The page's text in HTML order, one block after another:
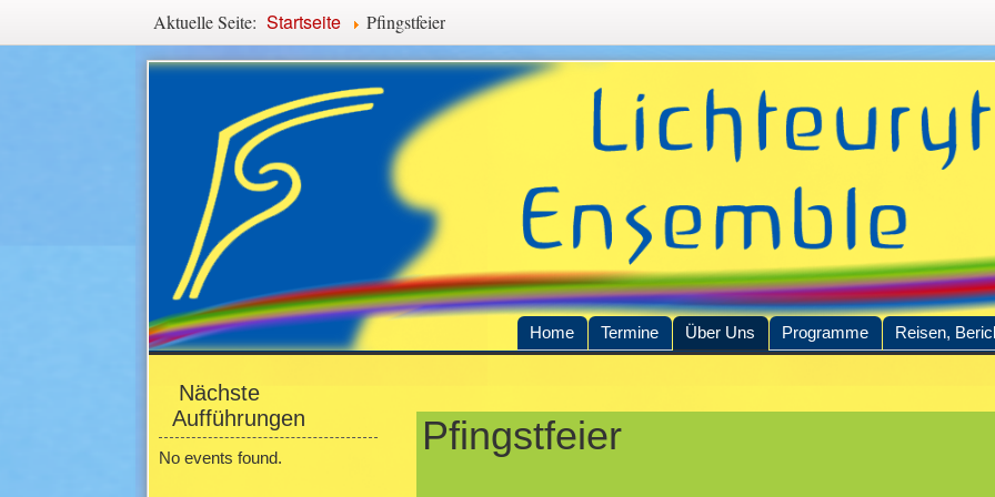
Navigationspfad
Aktuelle Seite:Startseite Pfingstfeier
Hauptmenü Home Termine Über Uns Programme Reisen,
Seitenmenü
Nächste
Aufführungen
No events found.
Pfingstfeier